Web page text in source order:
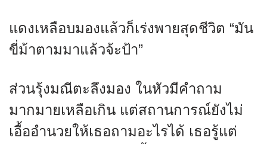
แดงเหลือบมองแล้วก็เร่งพายสุดชีวิต “มัน
ขี่ม้าตามมาแล้วจ้ะป้า”
ส่วนรุ้งมณีตะลึงมอง ในหัวมีคำถาม
มากมายเหลือเกิน แต่สถานการณ์ยังไม่
เอื้ออำนวยให้เธอถามอะไรได้ เธอรู้แต่